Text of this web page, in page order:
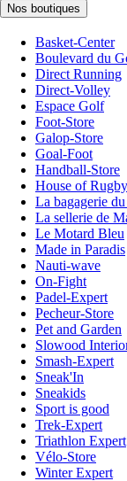
Nos boutiques
Basket-Center
Boulevard du
Direct Running
Direct-Volley
Espace Golf
Foot-Store
Galop-Store
Goal-Foot
Handball-Store
House of Rugby
La bagagerie
La sellerie de
Le Motard Bleu
Made in Paradis
Nauti-wave
On-Fight
Padel-Expert
Pecheur-Store
Pet and Garden
Slowood
Smash-Expert
Sneak'In
Sneakids
Sport is good
Trek-Expert
Triathlon Expert
Vélo-Store
Winter Expert